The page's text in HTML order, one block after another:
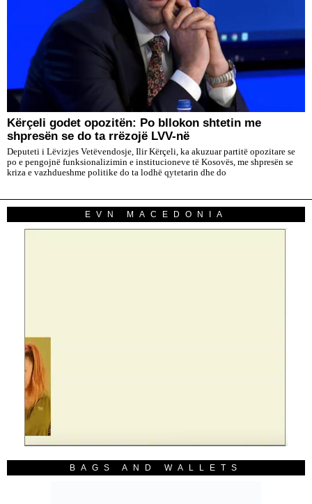
Kërçeli godet opozitën: Po bllokon shtetin me
shpresën se do ta rrëzojë LVV-në
Deputeti i Lëvizjes Vetëvendosje, Ilir Kërçeli, ka akuzuar partitë opozitare se
po e pengojnë funksionalizimin e institucioneve të Kosovës, me shpresën se
kriza e vazhdueshme politike do ta lodhë qytetarin dhe do
EVN MACEDONIA
BAGS AND WALLETS